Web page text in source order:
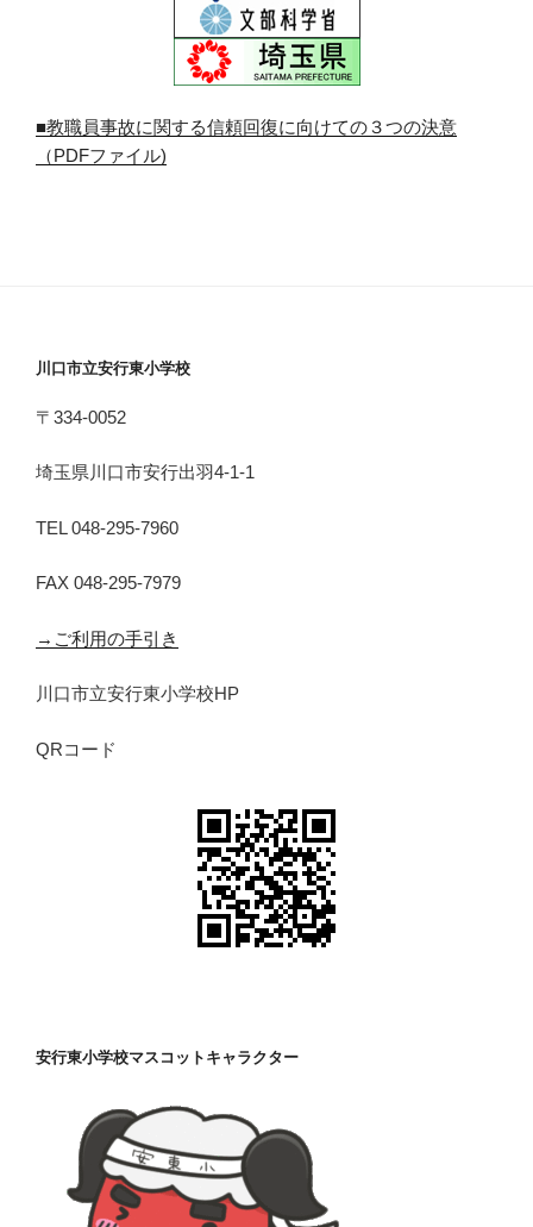
■教職員事故に関する信頼回復に向けての３つの決意
（PDFファイル)
川口市立安行東小学校
〒334-0052
埼玉県川口市安行出羽4-1-1
TEL 048-295-7960
FAX 048-295-7979
→ご利用の手引き
川口市立安行東小学校HP
QRコード
安行東小学校マスコットキャラクター